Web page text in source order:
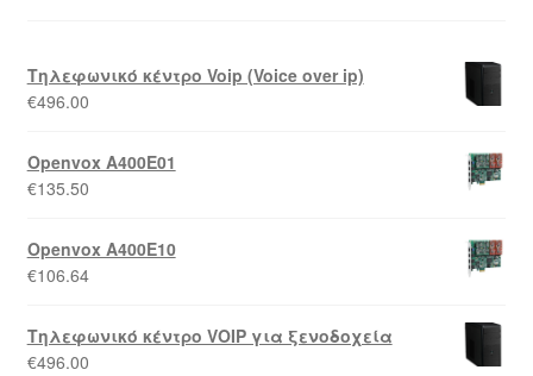
Τηλεφωνικό κέντρο Voip (Voice over ip)
€496.00
Openvox A400E01
€135.50
Openvox A400E10
€106.64
Τηλεφωνικό κέντρο VOIP για ξενοδοχεία
€496.00